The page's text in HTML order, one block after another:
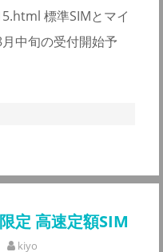
標準SIMとマイ
中旬の受付開始予
定 高速定額SIM
kiyo